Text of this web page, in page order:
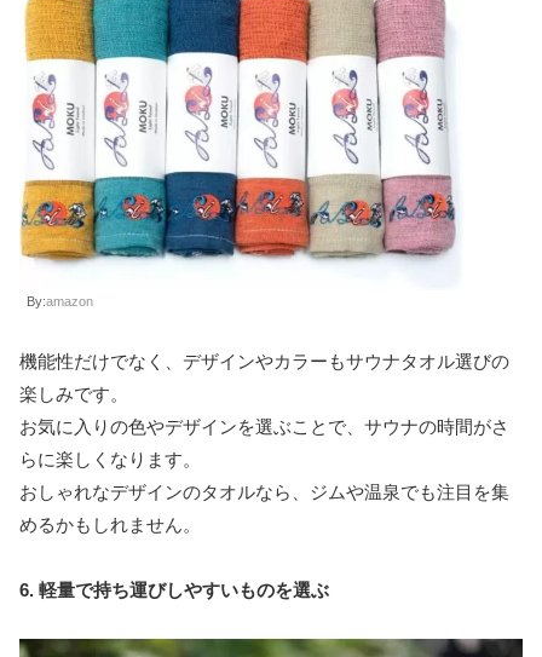
By:amazon
機能性だけでなく、デザインやカラーもサウナタオル選びの
楽しみです。
お気に入りの色やデザインを選ぶことで、サウナの時間がさ
らに楽しくなります。
おしゃれなデザインのタオルなら、ジムや温泉でも注目を集
めるかもしれません。
6. 軽量で持ち運びしやすいものを選ぶ